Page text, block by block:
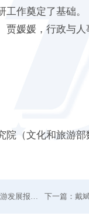
工作奠定了基础。
贾媛媛，行政与人
院（文化和旅游部
上一篇：《中国文化旅游发展报告2024-2025》正式出版发行